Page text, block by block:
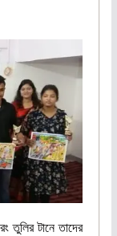
তুলির টানে তাদের